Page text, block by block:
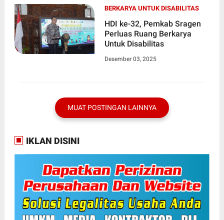
BERKARYA UNTUK DISABILITAS
HDI ke-32, Pemkab Sragen
Perluas Ruang Berkarya
Untuk Disabilitas
Desember 03, 2025
MUAT POSTINGAN LAINNYA
IKLAN DISINI